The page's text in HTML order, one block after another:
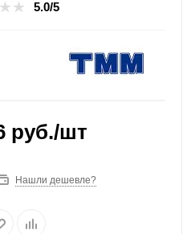
5.0/5
руб./шт
Нашли дешевле?